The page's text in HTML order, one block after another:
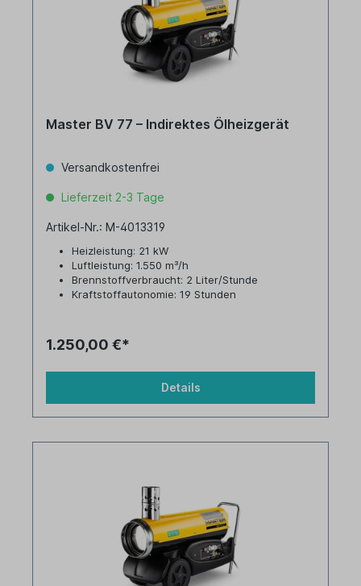
Master BV 77 – Indirektes Ölheizgerät
Versandkostenfrei
Lieferzeit 2-3 Tage
Artikel-Nr.: M-4013319
Heizleistung: 21 kW
Luftleistung: 1.550 m³/h
Brennstoffverbraucht: 2 Liter/Stunde
Kraftstoffautonomie: 19 Stunden
1.250,00 €*
Details